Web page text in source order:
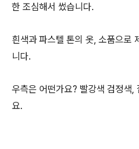
한 조심해서 썼습니다.
흰색과 파스텔 톤의 옷, 소품으로
니다.
우측은 어떤가요? 빨강색 검정색,
요.